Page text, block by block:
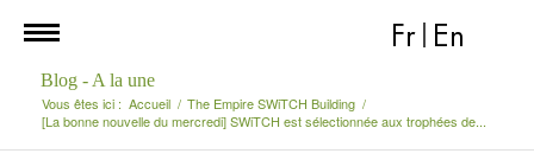
Fr En
Blog - A la une
Vous êtes ici : Accueil / The Empire SWiTCH Building /
[La bonne nouvelle du mercredi] SWiTCH est sélectionnée aux trophées de...